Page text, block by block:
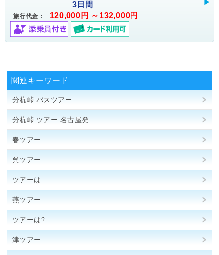
3日間
旅行代金： 120,000円 ～132,000円
関連キーワード
分杭峠 バスツアー
分杭峠 ツアー 名古屋発
春ツアー
呉ツアー
ツアーは
燕ツアー
ツアーは?
津ツアー